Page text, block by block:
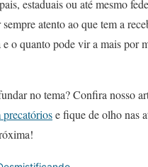
estaduais ou até mesmo
atento ao que tem a
e o quanto pode vir a mais por
no tema? Confira nosso
precatóriose fique de olho nas